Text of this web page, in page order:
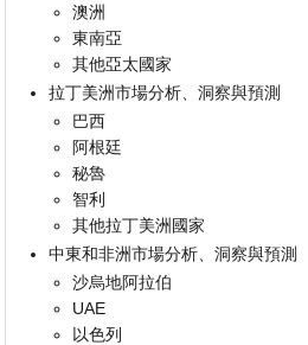
澳洲
東南亞
其他亞太國家
拉丁美洲市場分析、洞察與預測
巴西
阿根廷
秘魯
智利
其他拉丁美洲國家
中東和非洲市場分析、洞察與預測
沙烏地阿拉伯
UAE
以色列